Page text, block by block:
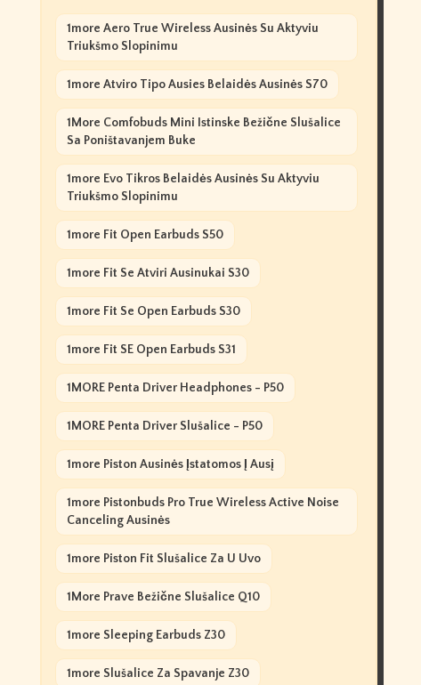
1more Aero True Wireless Ausinės Su Aktyviu
Triukšmo Slopinimu
1more Atviro Tipo Ausies Belaidės Ausinės S70
1More Comfobuds Mini Istinske Bežične Slušalice
Sa Poništavanjem Buke
1more Evo Tikros Belaidės Ausinės Su Aktyviu
Triukšmo Slopinimu
1more Fit Open Earbuds S50
1more Fit Se Atviri Ausinukai S30
1more Fit Se Open Earbuds S30
1more Fit SE Open Earbuds S31
1MORE Penta Driver Headphones - P50
1MORE Penta Driver Slušalice - P50
1more Piston Ausinės Įstatomos Į Ausį
1more Pistonbuds Pro True Wireless Active Noise
Canceling Ausinės
1more Piston Fit Slušalice Za U Uvo
1More Prave Bežične Slušalice Q10
1more Sleeping Earbuds Z30
1more Slušalice Za Spavanje Z30